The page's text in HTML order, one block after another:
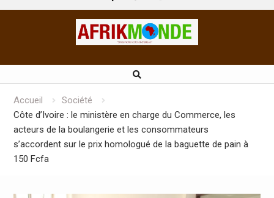
Accueil
Société
Côte d’Ivoire : le ministère en charge du Commerce, les
acteurs de la boulangerie et les consommateurs
s’accordent sur le prix homologué de la baguette de pain à
150 Fcfa